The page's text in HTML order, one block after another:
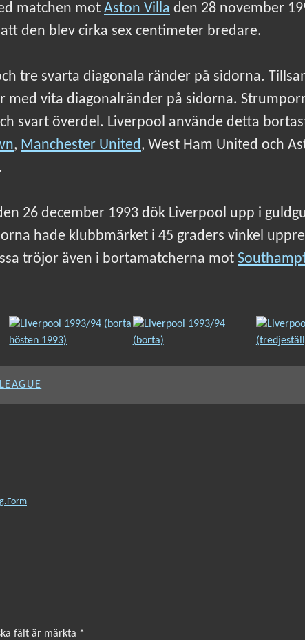
matchen mot Aston Villa den 28 november
den blev cirka sex centimeter bredare.
tre svarta diagonala ränder på sidorna.
med vita diagonalränder på sidorna.
svart överdel. Liverpool använde detta
, Manchester United, West Ham United och
26 december 1993 dök Liverpool upp i
hade klubbmärket i 45 graders vinkel
tröjor även i bortamatcherna mot
fält är märkta *